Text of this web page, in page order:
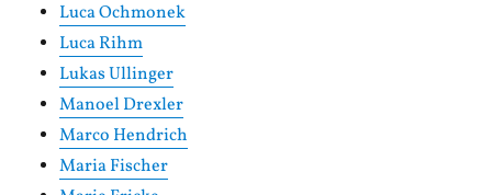
Luca Ochmonek
Luca Rihm
Lukas Ullinger
Manoel Drexler
Marco Hendrich
Maria Fischer